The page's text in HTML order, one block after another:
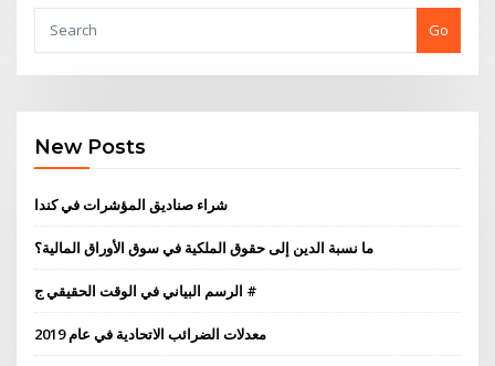
Go
New Posts
شراء صناديق المؤشرات في كندا
ما نسبة الدين إلى حقوق الملكية في سوق الأوراق المالية؟
الرسم البياني في الوقت الحقيقي ج #
معدلات الضرائب الاتحادية في عام 2019